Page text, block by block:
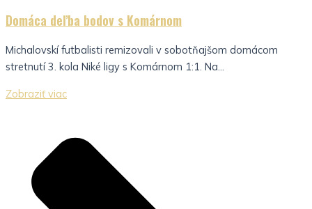
Domáca deľba bodov s Komárnom
Michalovskí futbalisti remizovali v sobotňajšom domácom
stretnutí 3. kola Niké ligy s Komárnom 1:1. Na...
Zobraziť viac